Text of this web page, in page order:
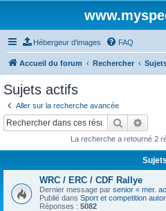
Hébergeur d'images FAQ
Accueil du forum Rechercher
Sujets actifs
Aller sur la recherche avancée
Rechercher
La recherche a retourné 2
Sujets
WRC / ERC / CDF Rallye
Dernier message par senior « mer.
Publié dans Sport et competition
Réponses : 5082